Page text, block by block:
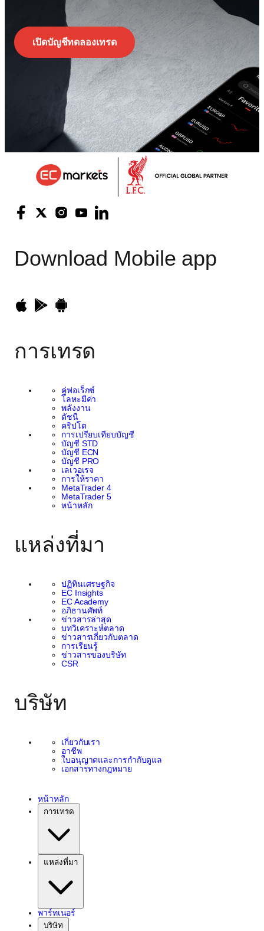
เปิดบัญชีทดลองเทรด
Download Mobile app
การเทรด
คู่ฟอเร็กซ์
โลหะมีค่า
พลังงาน
ดัชนี
คริปโต
การเปรียบเทียบบัญชี
บัญชี STD
บัญชี ECN
บัญชี PRO
เลเวอเรจ
การให้ราคา
MetaTrader 4
MetaTrader 5
หน้าหลัก
แหล่งที่มา
ปฏิทินเศรษฐกิจ
EC Insights
EC Academy
อภิธานศัพท์
ข่าวสารล่าสุด
บทวิเคราะห์ตลาด
ข่าวสารเกี่ยวกับตลาด
การเรียนรู้
ข่าวสารของบริษัท
CSR
บริษัท
เกี่ยวกับเรา
อาชีพ
ใบอนุญาตและการกำกับดูแล
เอกสารทางกฎหมาย
หน้าหลัก
การเทรด
แหล่งที่มา
พาร์ทเนอร์
บริษัท